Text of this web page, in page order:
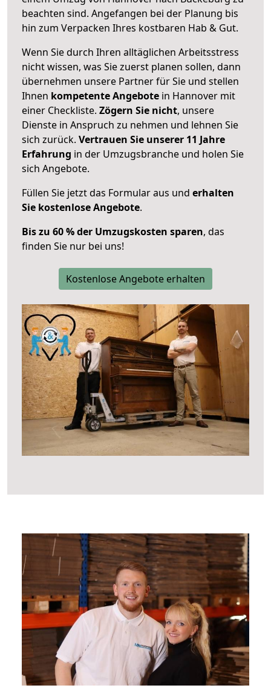
beachten sind. Angefangen bei der Planung bis
hin zum Verpacken Ihres kostbaren Hab & Gut.
Wenn Sie durch Ihren alltäglichen Arbeitsstress
nicht wissen, was Sie zuerst planen sollen, dann
übernehmen unsere Partner für Sie und stellen
Ihnen kompetente Angebote in Hannover mit
einer Checkliste. Zögern Sie nicht, unsere
Dienste in Anspruch zu nehmen und lehnen Sie
sich zurück. Vertrauen Sie unserer 11 Jahre
Erfahrung in der Umzugsbranche und holen Sie
sich Angebote.
Füllen Sie jetzt das Formular aus und erhalten
Sie kostenlose Angebote.
Bis zu 60 % der Umzugskosten sparen, das
finden Sie nur bei uns!
Kostenlose Angebote erhalten